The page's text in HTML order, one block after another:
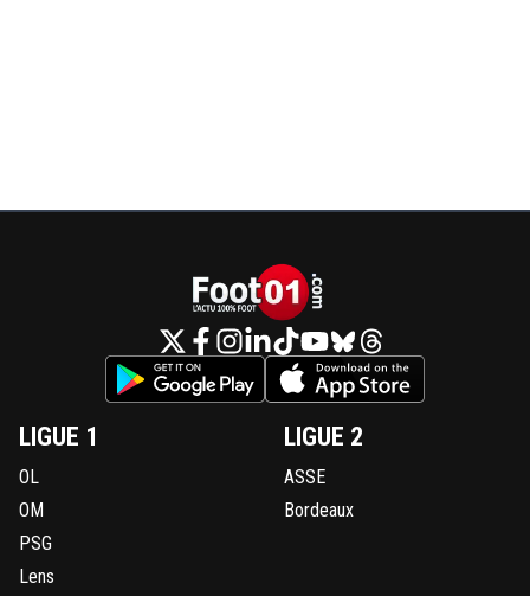
LIGUE 1
OL
OM
PSG
Lens
LIGUE 2
ASSE
Bordeaux